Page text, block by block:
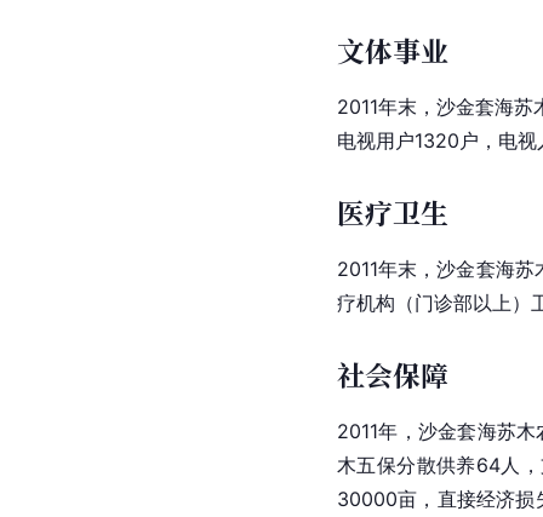
文体事业
2011年末，沙金套海
电视用户1320户，电
医疗卫生
2011年末，沙金套海
疗机构（门诊部以上）
社会保障
2011年，沙金套海苏
木五保分散供养64人
30000亩，直接经济损